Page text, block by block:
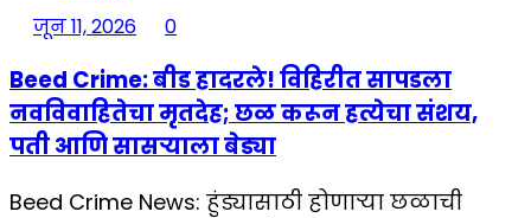
जून 11, 2026 0
Beed Crime: बीड हादरले! विहिरीत सापडला
नवविवाहितेचा मृतदेह; छळ करून हत्येचा संशय,
पती आणि सासऱ्याला बेड्या
Beed Crime News: हुंड्यासाठी होणाऱ्या छळाची